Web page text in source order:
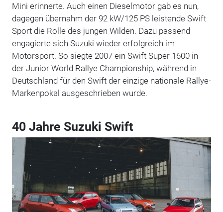
Mini erinnerte. Auch einen Dieselmotor gab es nun,
dagegen übernahm der 92 kW/125 PS leistende Swift
Sport die Rolle des jungen Wilden. Dazu passend
engagierte sich Suzuki wieder erfolgreich im
Motorsport. So siegte 2007 ein Swift Super 1600 in
der Junior World Rallye Championship, während in
Deutschland für den Swift der einzige nationale Rallye-
Markenpokal ausgeschrieben wurde.
40 Jahre Suzuki Swift